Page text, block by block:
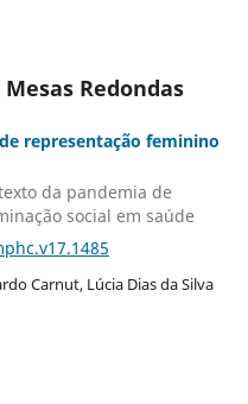
Redondas
representação feminino
da pandemia de
social em saúde
Carnut, Lúcia Dias da Silva